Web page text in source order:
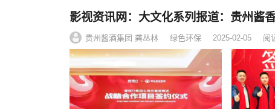
影视资讯网：大文化系列报道：贵州酱
贵州酱酒集团 龚丛林 绿色环保 2025-02-05 阅